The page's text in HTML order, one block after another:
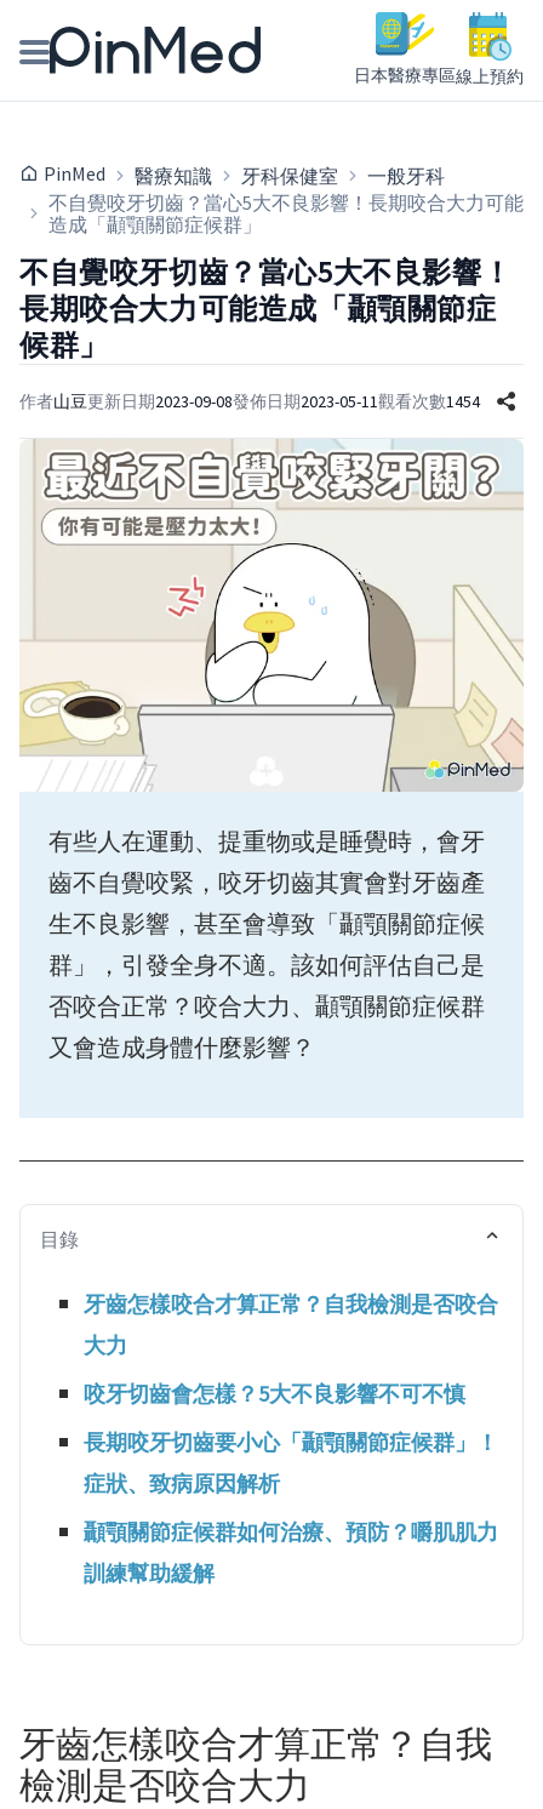
日本醫療專區線上預約
醫師專欄專訪
健康主題館
我是醫療人員
PinMed 醫療知識 牙科保健室
一般牙科
不自覺咬牙切齒？當心5大不良影響！長期咬合大力可能
造成「顳顎關節症候群」
不自覺咬牙切齒？當心5大不良影響！
長期咬合大力可能造成「顳顎關節症
候群」
作者山豆更新日期2023-09-08發佈日期2023-05-11觀看次數1454
有些人在運動、提重物或是睡覺時，會牙
齒不自覺咬緊，咬牙切齒其實會對牙齒產
生不良影響，甚至會導致「顳顎關節症候
群」，引發全身不適。該如何評估自己是
否咬合正常？咬合大力、顳顎關節症候群
又會造成身體什麼影響？
目錄
牙齒怎樣咬合才算正常？自我檢測是否咬合
大力
咬牙切齒會怎樣？5大不良影響不可不慎
長期咬牙切齒要小心「顳顎關節症候群」！
症狀、致病原因解析
顳顎關節症候群如何治療、預防？嚼肌肌力
訓練幫助緩解
牙齒怎樣咬合才算正常？自我
檢測是否咬合大力